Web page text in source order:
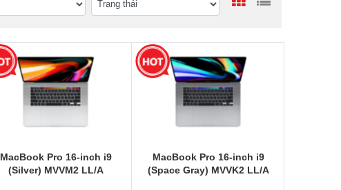
MacBook Pro 16-inch i9
(Silver) MVVM2 LL/A
MacBook Pro 16-inch i9
(Space Gray) MVVK2 LL/A